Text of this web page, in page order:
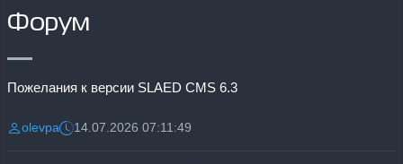
Форум
Пожелания к версии SLAED CMS 6.3
Разместил:
olevpaДата:14.07.2026 07:11:49